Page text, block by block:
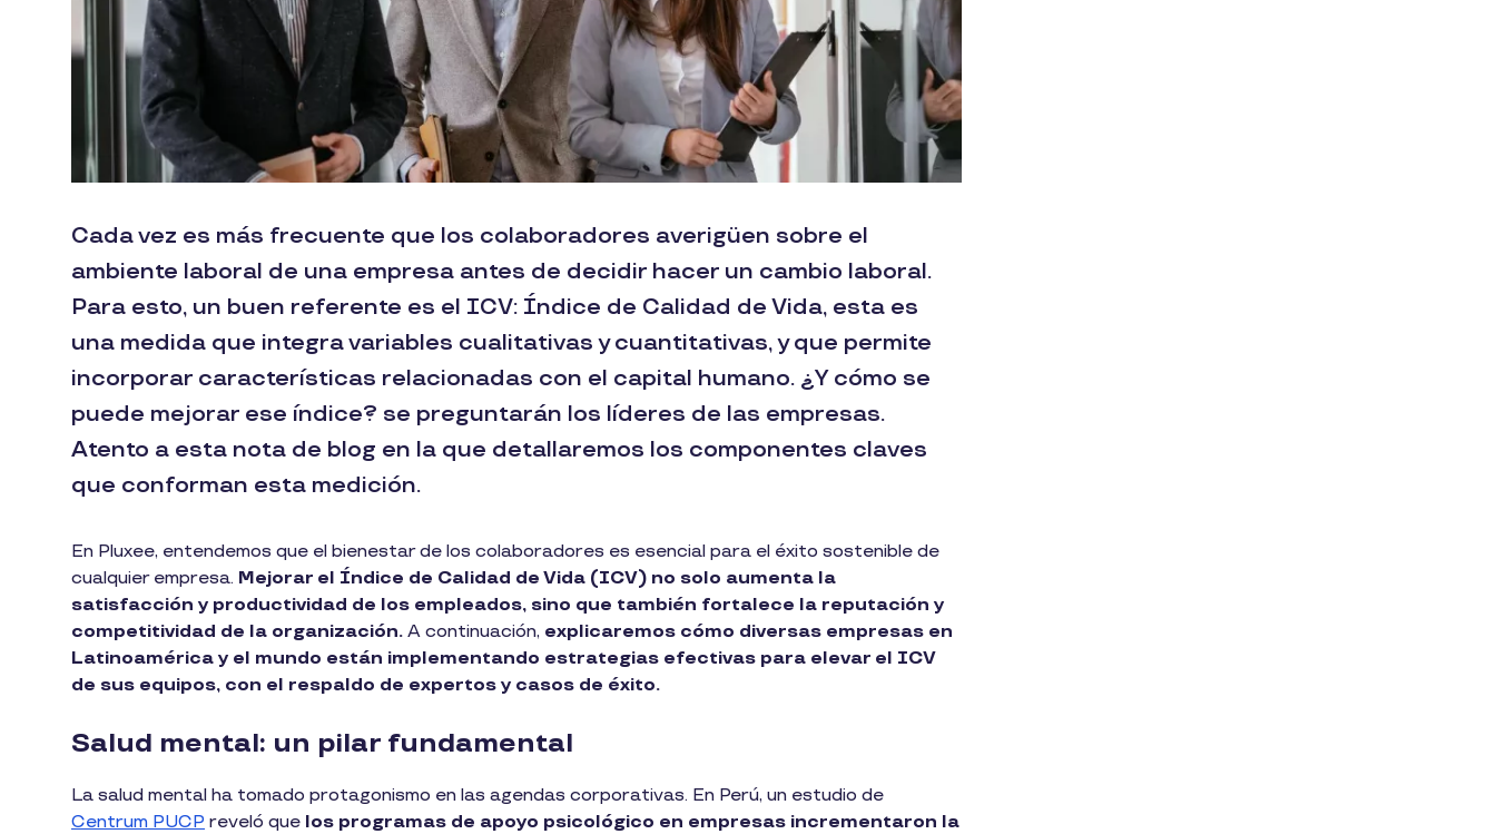
Cada vez es más frecuente que los colaboradores averigüen sobre el
ambiente laboral de una empresa antes de decidir hacer un cambio laboral.
Para esto, un buen referente es el ICV: Índice de Calidad de Vida, esta es
una medida que integra variables cualitativas y cuantitativas, y que permite
incorporar características relacionadas con el capital humano. ¿Y cómo se
puede mejorar ese índice? se preguntarán los líderes de las empresas.
Atento a esta nota de blog en la que detallaremos los componentes claves
que conforman esta medición.
En Pluxee, entendemos que el bienestar de los colaboradores es esencial para el éxito sostenible de
cualquier empresa. Mejorar el Índice de Calidad de Vida (ICV) no solo aumenta la
satisfacción y productividad de los empleados, sino que también fortalece la reputación y
competitividad de la organización. A continuación, explicaremos cómo diversas empresas en
Latinoamérica y el mundo están implementando estrategias efectivas para elevar el ICV
de sus equipos, con el respaldo de expertos y casos de éxito.
Salud mental: un pilar fundamental
La salud mental ha tomado protagonismo en las agendas corporativas. En Perú, un estudio de
Centrum PUCP reveló que los programas de apoyo psicológico en empresas incrementaron la